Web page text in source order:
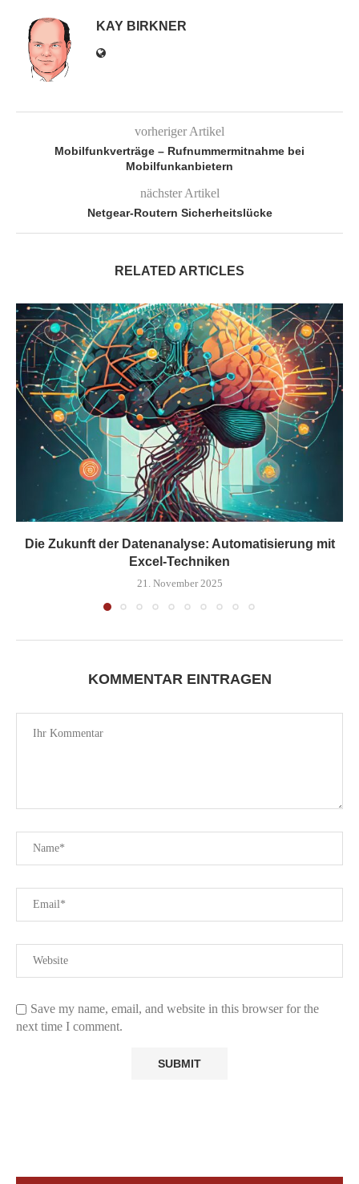
KAY BIRKNER
vorheriger Artikel
Mobilfunkverträge – Rufnummermitnahme bei
Mobilfunkanbietern
nächster Artikel
Netgear-Routern Sicherheitslücke
RELATED ARTICLES
Die Zukunft der Datenanalyse: Automatisierung mit
Excel-Techniken
21. November 2025
KOMMENTAR EINTRAGEN
Save my name, email, and website in this browser for the
next time I comment.